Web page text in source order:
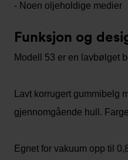
- Noen oljeholdige medier
Funksjon og
Modell 53 er en lavbølget
Lavt korrugert gummibelg
gjennomgående hull.
Egnet for vakuum opp til